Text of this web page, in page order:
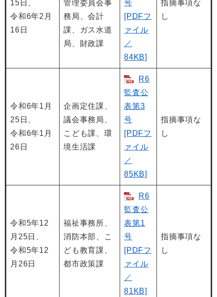
15日、
令和6年2月
16日
管理委員会事
務局、会計
課、ガス水道
局、財政課
号
[PDFフ
ァイル
／
84KB]
指摘事項な
し
令和6年1月
25日、
令和6年1月
26日
企画定住課、
議会事務局、
こども課、環
境生活課
R6
監査公
表第3
号
[PDFフ
ァイル
／
85KB]
指摘事項な
し
令和5年12
月25日、
令和5年12
月26日
福祉事務所、
消防本部、こ
ども教育課、
都市政策課
R6
監査公
表第1
号
[PDFフ
ァイル
／
81KB]
指摘事項な
し